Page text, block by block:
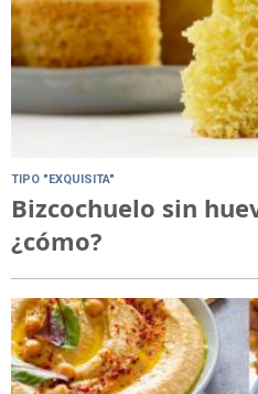
TIPO "EXQUISITA"
Bizcochuelo sin
¿cómo?